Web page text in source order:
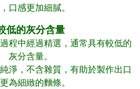
口感更加細膩。
低的灰分含量
程中經過精選，通常具有較低的
灰分含量。
淨，不含雜質，有助於製作出口
為細緻的麵條。